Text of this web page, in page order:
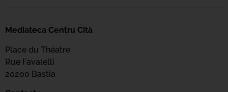
Mediateca Centru Cità
Place du Théatre
Rue Favalelli
20200 Bastia